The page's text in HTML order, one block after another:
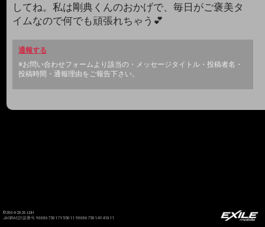
してね。私は剛典くんのおかげで、毎日がご褒美タ
イムなので何でも頑張れちゃう💕
通報する
※お問い合わせフォームより該当の・メッセージタイトル・投稿者名・
投稿時間・通報理由をご報告下さい。
©2004-2026 LDH
JASRAC許諾番号 9008675017Y55011 9008675014Y41011